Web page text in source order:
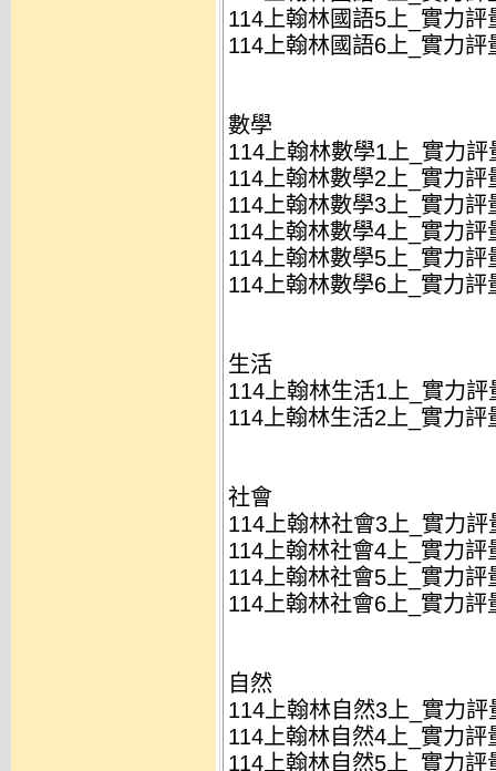
114上翰林國語5上_實力評
114上翰林國語6上_實力評
數學
114上翰林數學1上_實力評
114上翰林數學2上_實力評
114上翰林數學3上_實力評
114上翰林數學4上_實力評
114上翰林數學5上_實力評
114上翰林數學6上_實力評
生活
114上翰林生活1上_實力評
114上翰林生活2上_實力評
社會
114上翰林社會3上_實力評
114上翰林社會4上_實力評
114上翰林社會5上_實力評
114上翰林社會6上_實力評
自然
114上翰林自然3上_實力評
114上翰林自然4上_實力評
114上翰林自然5上_實力評